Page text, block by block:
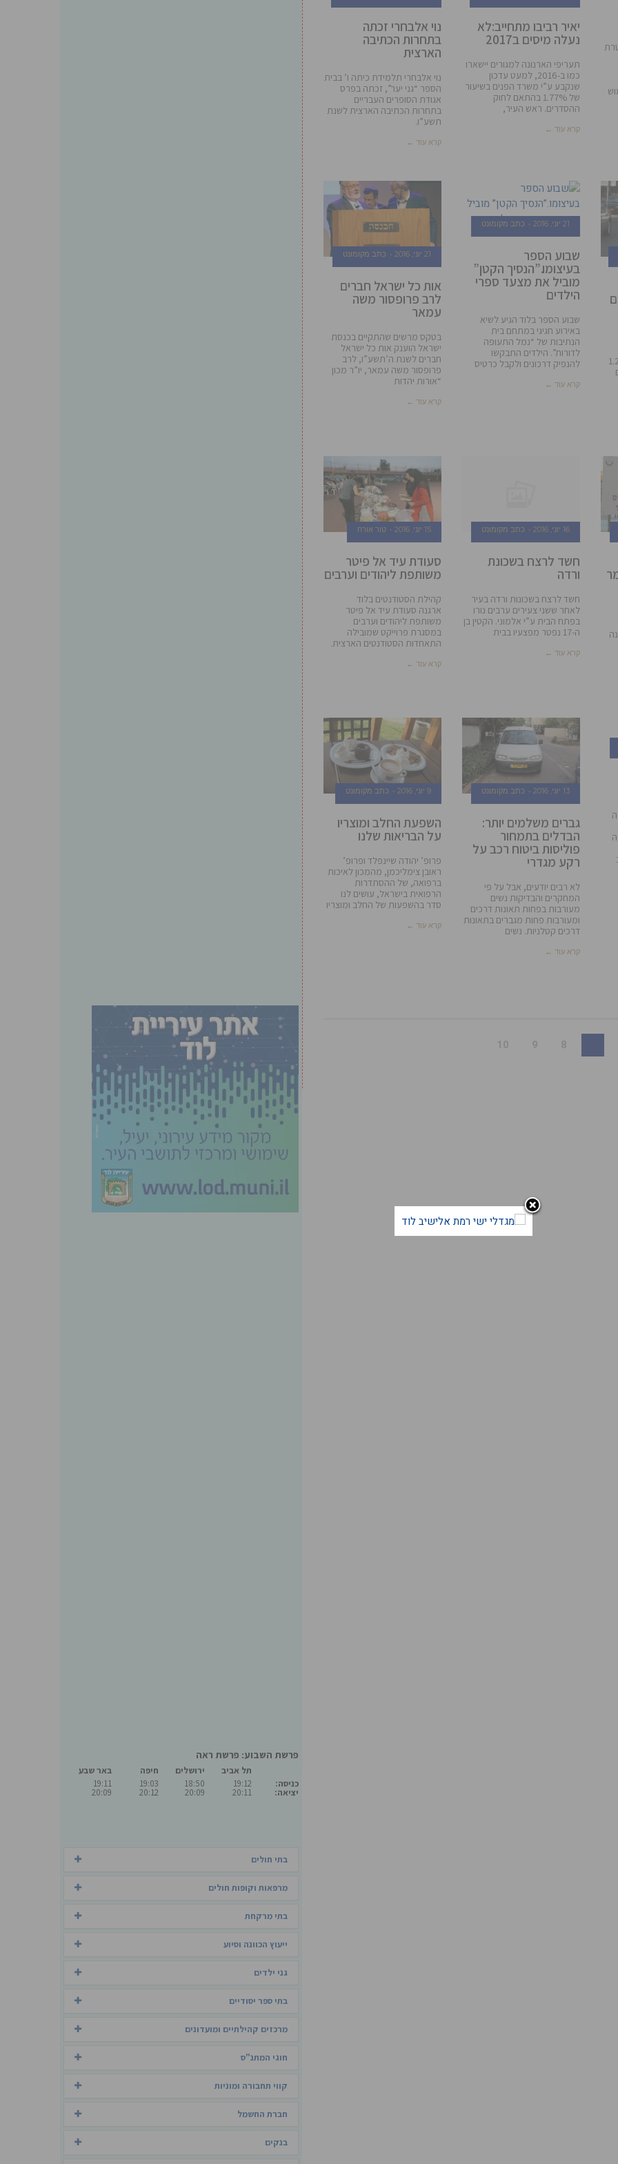
יאיר רביבו מתחייב:לא
נעלה מיסים ב2017
תעריפי הארנונה למגורים יישארו
כמו ב-2016, למעט עדכון
שנקבע ע”י משרד הפנים בשיעור
של 1.77% בהתאם לחוק
ההסדרים. ראש העיר,
קרא עוד ←
נוי אלבחרי זכתה
בתחרות הכתיבה
הארצית
נוי אלבחרי תלמידת כיתה ו’ בבית
הספר “גני יער”, זכתה בפרס
אגודת הסופרים העבריים
בתחרות הכתיבה הארצית לשנת
תשע”ו.
קרא עוד ←
הלמ”ס. 1.26
21 יוני, 2016 כתב מקומונט
שבוע הספר
בעיצומו.”הנסיך הקטן”
מוביל את מצעד ספרי
הילדים
שבוע הספר בלוד הגיע לשיא
באירוע חגיגי במתחם בית
הנתיבות של “נמל התעופה
לדורות”. הילדים התבקשו
להנפיק דרכונים ולקבל כרטיס
קרא עוד ←
21 יוני, 2016 כתב מקומונט
אות כל ישראל חברים
לרב פרופסור משה
עמאר
בטקס מרשים שהתקיים בכנסת
ישראל הוענק אות כל ישראל
חברים לשנת ה’תשע”ו, לרב
פרופסור משה עמאר, יו”ר מכון
“אורות יהדות
קרא עוד ←
16 יוני, 2016 כתב מקומונט
חשד לרצח בשכונת
ורדה
חשד לרצח בשכונות ורדה בעיר
לאחר ששני צעירים ערבים נורו
בפתח הבית ע”י אלמוני. הקטין בן
ה-17 נפטר מפצעיו בבית
קרא עוד ←
15 יוני, 2016 טור אורח
סעודת עיד אל פיטר
משותפת ליהודים וערבים
קהילת הסטודנטים בלוד
ארגנה סעודת עיד אל פיטר
משותפת ליהודים וערבים
במסגרת פרוייקט שמובילה
התאחדות הסטודנטים הארצית.
קרא עוד ←
13 יוני, 2016 כתב מקומונט
גברים משלמים יותר:
הבדלים בתמחור
פוליסות ביטוח רכב על
רקע מגדרי
לא רבים יודעים, אבל על פי
המחקרים והבדיקות נשים
מעורבות בפחות תאונות דרכים
ומעורבות פחות מגברים בתאונות
דרכים קטלניות. נשים
קרא עוד ←
9 יוני, 2016 כתב מקומונט
השפעת החלב ומוצריו
על הבריאות שלנו
פרופ’ יהודה שיינפלד ופרופ’
ראובן צימליכמן, מהמכון לאיכות
ברפואה, של ההסתדרות
הרפואית בישראל, עושים לנו
סדר בהשפעות של החלב ומוצריו
קרא עוד ←
8
9
10
פרשת השבוע: פרשת ראה
כניסה:
יציאה:
תל אביב
19:12
20:11
ירושלים
18:50
20:09
חיפה
19:03
20:12
באר שבע
19:11
20:09
בתי חולים
מרפאות וקופות חולים
בתי מרקחת
ייעוץ הכוונה וסיוע
גני ילדים
בתי ספר יסודיים
מרכזים קהילתיים ומועדונים
חוגי המתנ"ס
קווי תחבורה ומוניות
חברת החשמל
בנקים